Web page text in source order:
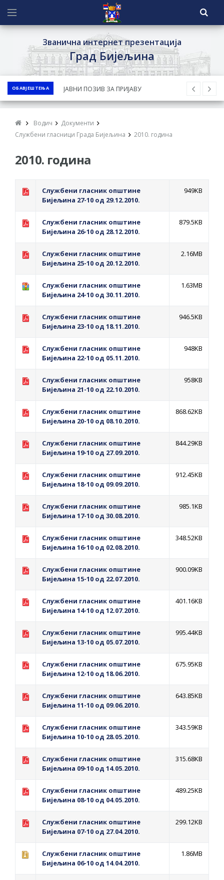
Званична интернет презентација
Град Бијељина
ОБАВЈЕШТЕЊА
ЈАВНИ ПОЗИВ ЗА ПРИЈАВУ
НЕПРОПИСНОГ ОДЛАГАЊА ОТПАДА УЗ
ЈАВНИ КОНКУРС ЗА ДОДЈЕЛУ
СУФИНАНСИРАЊЕ КУПОВИНЕ СЕОСКЕ
ГРАДА БИЈЕЉИНА ЗА 2026. ГОДИНУ
Обавјештење за предузетника - Ненад
ПРЕЛИМИНАРНA РАНГ ЛИСТA
НА ГРАДСКИ МЈЕСЕЧНИ БОРАЧКИ
ВОЈСКЕ РЕПУБЛИКЕ СРПСКЕ У СТАЊУ
СОЦИЈАЛНЕ ПОТРЕБЕ
Oд 27. јула пријем захтјева за новчану
основцима
гориво доступни од 13. марта до 15.
Захтјев за издавање ПОНОСНЕ КАРТИЦЕ
Обавјештење о забрани саобраћаја 6. и
Обавјештење за предузетника - Вера
Водич
Документи
Службени гласници Града Бијељина
2010. година
2010. година
Службени гласник општине
Бијељина 27-10 од 29.12.2010.
949KB
Службени гласник општине
Бијељина 26-10 од 28.12.2010.
879.5KB
Службени гласник општине
Бијељина 25-10 од 20.12.2010.
2.16MB
Службени гласник општине
Бијељина 24-10 од 30.11.2010.
1.63MB
Службени гласник општине
Бијељина 23-10 од 18.11.2010.
946.5KB
Службени гласник општине
Бијељина 22-10 од 05.11.2010.
948KB
Службени гласник општине
Бијељина 21-10 од 22.10.2010.
958KB
Службени гласник општине
Бијељина 20-10 од 08.10.2010.
868.62KB
Службени гласник општине
Бијељина 19-10 од 27.09.2010.
844.29KB
Службени гласник општине
Бијељина 18-10 од 09.09.2010.
912.45KB
Службени гласник општине
Бијељина 17-10 од 30.08.2010.
985.1KB
Службени гласник општине
Бијељина 16-10 од 02.08.2010.
348.52KB
Службени гласник општине
Бијељина 15-10 од 22.07.2010.
900.09KB
Службени гласник општине
Бијељина 14-10 од 12.07.2010.
401.16KB
Службени гласник општине
Бијељина 13-10 од 05.07.2010.
995.44KB
Службени гласник општине
Бијељина 12-10 од 18.06.2010.
675.95KB
Службени гласник општине
Бијељина 11-10 од 09.06.2010.
643.85KB
Службени гласник општине
Бијељина 10-10 од 28.05.2010.
343.59KB
Службени гласник општине
Бијељина 09-10 oд 14.05.2010.
315.68KB
Службени гласник општине
Бијељина 08-10 од 04.05.2010.
489.25KB
Службени гласник општине
Бијељина 07-10 од 27.04.2010.
299.12KB
Службени гласник општине
Бијељина 06-10 од 14.04.2010.
1.86MB